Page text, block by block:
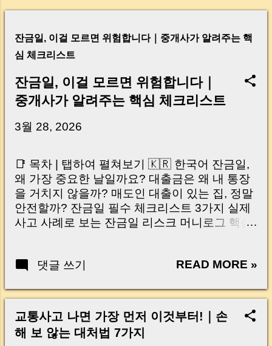
글
잔금일, 이걸 모르면 위험합니다｜중개사가 알려주는 핵
심 체크리스트
잔금일, 이걸 모르면 위험합니다｜
중개사가 알려주는 핵심 체크리스트
3월 28, 2026
📑 목차 | 탭하여 펼쳐보기 🇰🇷 한국어 잔금일,
왜 가장 중요한 날일까요? 대출금은 왜 내 통장
을 거치지 않을까? 매도인 대출이 있는 집, 정말
안전할까? 잔금일 필수 체크리스트 3가지 실제
사고 사례로 보는 잔금일 리스크 머니로그 핵심
Your Account Is It Safe If the Seller Has a
Real Risks and Mistakes to Avoid MoneyLog
Key Takeaway 혹시 이런 생각 해보신 적 있으
신가요? “잔금일… 그냥 돈 보내고 끝나는 거 아
닌가요?” 하지만 현장에서 보면 전혀 그렇지 않
댓글 쓰기 READ MORE »
교통사고 나면 가장 먼저 이것부터!｜손
해 보 않는 대처법 7가지